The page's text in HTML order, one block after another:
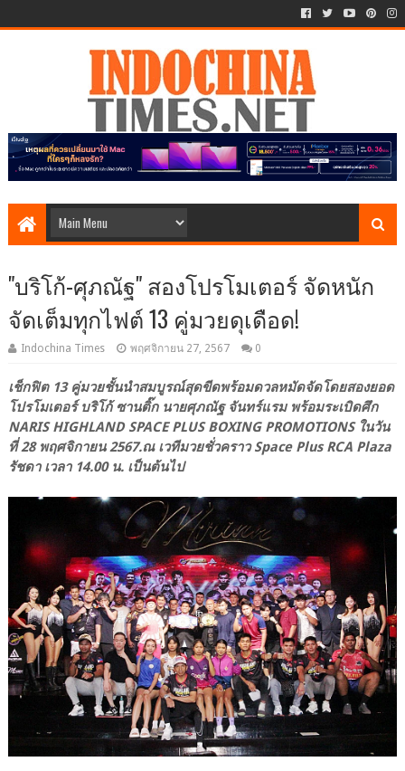
"บริโก้-ศุภณัฐ" สองโปรโมเตอร์ จัดหนัก
จัดเต็มทุกไฟต์ 13 คู่มวยดุเดือด!
Indochina Times พฤศจิกายน 27, 2567 0
เช็กฟิต 13 คู่มวยชั้นนำสมบูรณ์สุดขีดพร้อมดวลหมัดจัดโดยสองยอด
โปรโมเตอร์ บริโก้ ซานติ๊ก นายศุภณัฐ จันทร์แรม พร้อมระเบิดศึก
NARIS HIGHLAND SPACE PLUS BOXING PROMOTIONS ในวัน
ที่ 28 พฤศจิกายน 2567.ณ เวทีมวยชั่วคราว Space Plus RCA Plaza
รัชดา เวลา 14.00 น. เป็นต้นไป